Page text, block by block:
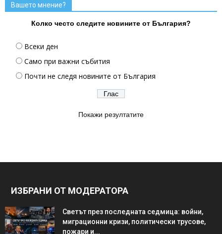
Вашето мнение?
Колко често следите новините от България?
Всеки ден
Само при важни събития
Почти не следя новините от България
Покажи резултатите
ИЗБРАНИ ОТ МОДЕРАТОРА
Светът през последната седмица: войни,
миграционни кризи, политически трусове,
пожари и...